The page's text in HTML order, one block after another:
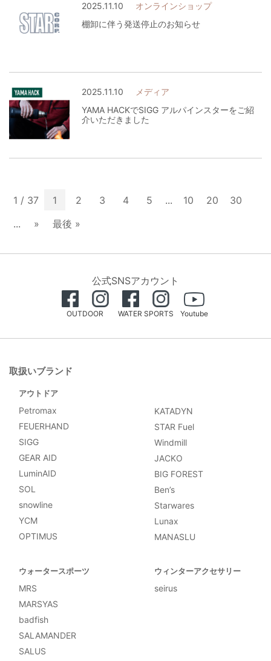
2025.11.10
オンラインショップ
棚卸に伴う発送停止のお知らせ
2025.11.10
メディア
YAMA HACKでSIGG アルパインスターをご紹
介いただきました
1 / 37 1 2 3 4 5 ... 10 20
30
...
» 最後 »
公式SNSアカウント
OUTDOOR WATER SPORTS Youtube
取扱いブランド
アウトドア
Petromax
FEUERHAND
SIGG
GEAR AID
LuminAID
SOL
snowline
YCM
OPTIMUS
KATADYN
STAR Fuel
Windmill
JACKO
BIG FOREST
Ben’s
Starwares
Lunax
MANASLU
ウォータースポーツ
MRS
MARSYAS
badfish
SALAMANDER
SALUS
ウィンターアクセサリー
seirus